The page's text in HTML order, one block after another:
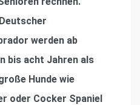
werden ab
bis acht Jahren als
Hunde wie
oder Cocker Spaniel